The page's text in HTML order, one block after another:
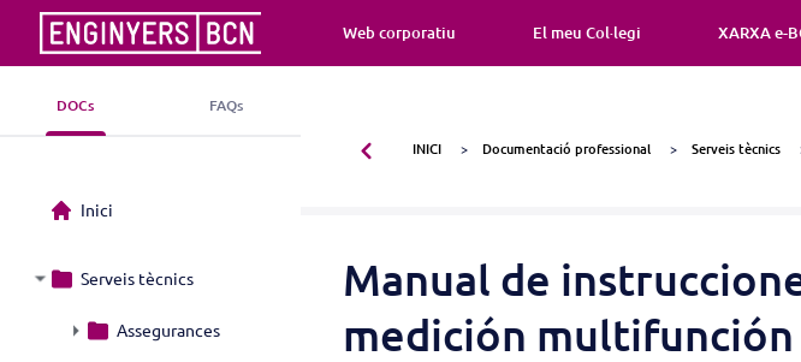
DOCs FAQs
Inici
Serveis tècnics
Assegurances
Web corporatiu El meu Col·legi XARXA e-
INICI Documentació professional Serveis tècnics
Manual de
medición